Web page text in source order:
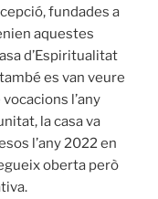
fundades a
aquestes
d’Espiritualitat
es van veure
l’any
la casa va
l’any 2022 en
oberta però